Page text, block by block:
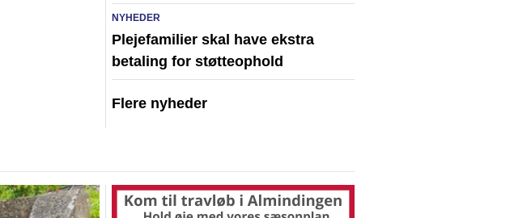
NYHEDER
Plejefamilier skal have ekstra
betaling for støtteophold
Flere nyheder